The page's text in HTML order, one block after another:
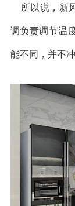
所以说，新
调负责调节温
能不同，并不